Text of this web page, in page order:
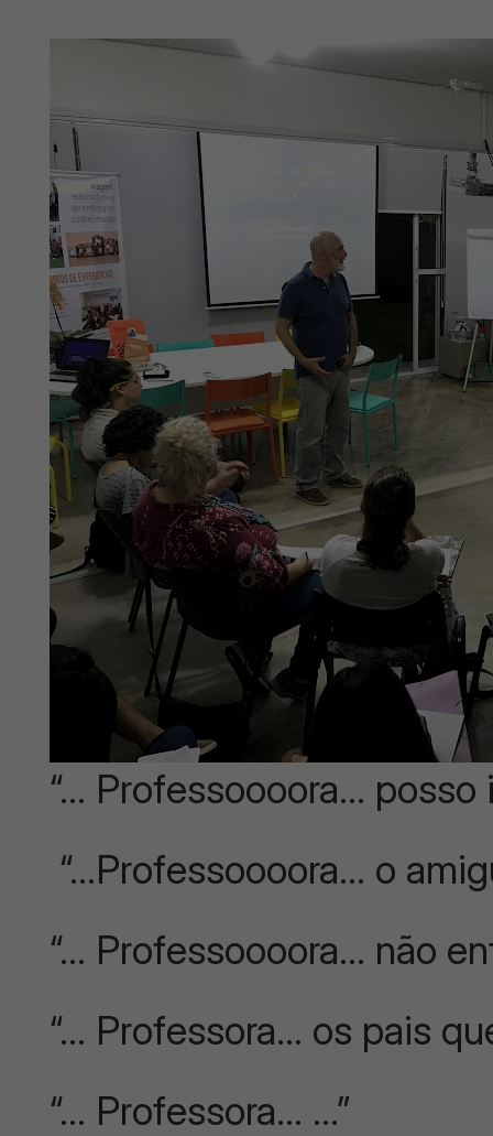
“… Professoooora…
“…Professoooora… o
“… Professoooora… não
“… Professora… os pais
“… Professora… …”